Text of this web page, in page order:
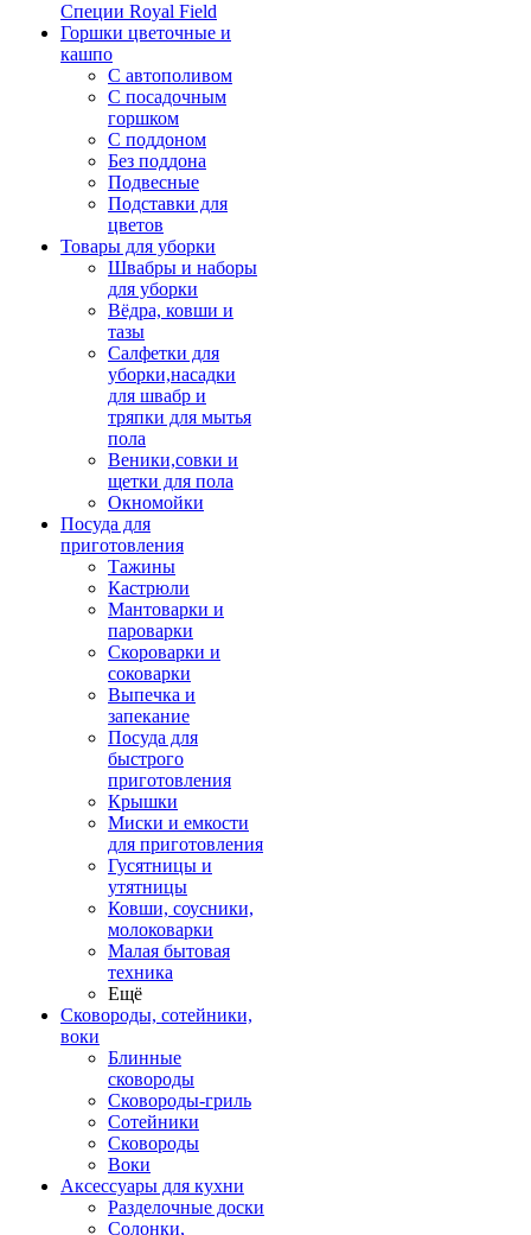
Специи Royal Field
Горшки цветочные и
кашпо
С автополивом
С посадочным
горшком
С поддоном
Без поддона
Подвесные
Подставки для
цветов
Товары для уборки
Швабры и наборы
для уборки
Вёдра, ковши и
тазы
Салфетки для
уборки,насадки
для швабр и
тряпки для мытья
пола
Веники,совки и
щетки для пола
Окномойки
Посуда для
приготовления
Тажины
Кастрюли
Мантоварки и
пароварки
Скороварки и
соковарки
Выпечка и
запекание
Посуда для
быстрого
приготовления
Крышки
Миски и емкости
для приготовления
Гусятницы и
утятницы
Ковши, соусники,
молоковарки
Малая бытовая
техника
Ещё
Сковороды, сотейники,
воки
Блинные
сковороды
Сковороды-гриль
Сотейники
Сковороды
Воки
Аксессуары для кухни
Разделочные доски
Солонки,